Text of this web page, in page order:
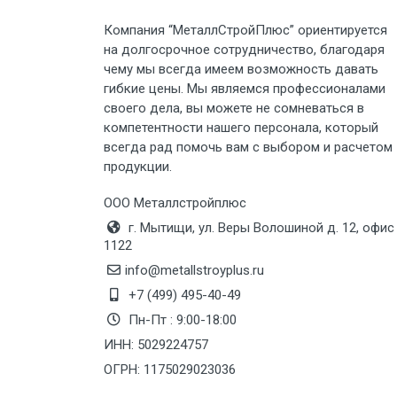
Груз до 6 м, вес до 3 тн
Груз до 6 м, вес до 5 тн
Груз до 6 м, вес до 8 тн
Груз до 6 м, вес до 10 тн
Груз до 12 м, вес до 20 тн
Манипулятор до 6 м, вес до 5 тн
Компания “МеталлСтройПлюс” ориентируется
на долгосрочное сотрудничество, благодаря
чему мы всегда имеем возможность давать
гибкие цены. Мы являемся профессионалами
своего дела, вы можете не сомневаться в
компетентности нашего персонала, который
всегда рад помочь вам с выбором и расчетом
продукции.
ООО Металлстройплюс
г. Мытищи, ул. Веры Волошиной д. 12, офис
1122
info@metallstroyplus.ru
+7 (499) 495-40-49
Пн-Пт : 9:00-18:00
ИНН: 5029224757
ОГРН: 1175029023036